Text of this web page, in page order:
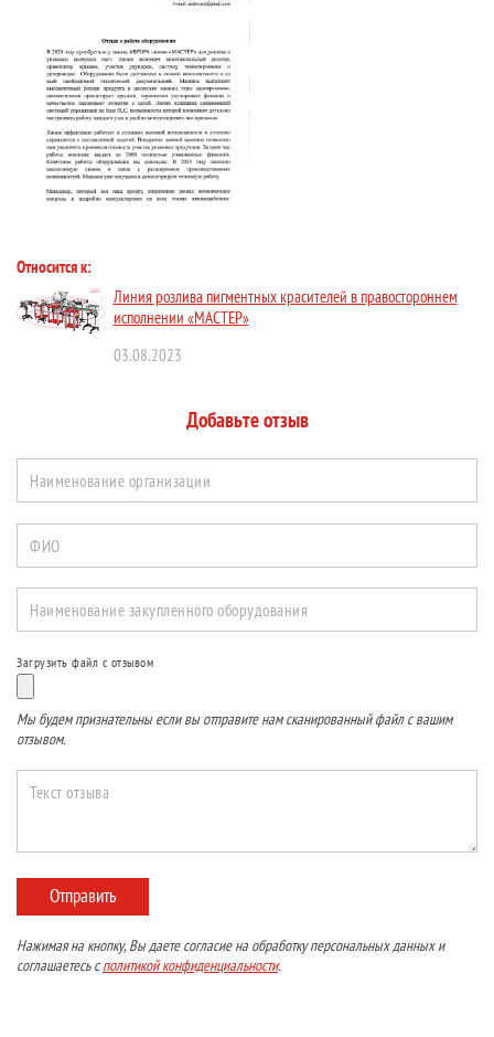
Относится к:
Линия розлива пигментных красителей в правостороннем
исполнении «МАСТЕР»
03.08.2023
Добавьте отзыв
Наименование организации
ФИО
Наименование закупленного оборудования
Загрузить файл с отзывом
Мы будем признательны если вы отправите нам сканированный файл с вашим
отзывом.
Текст отзыва
Отправить
Нажимая на кнопку, Вы даете согласие на обработку персональных данных и
соглашаетесь сполитикой конфиденциальности.